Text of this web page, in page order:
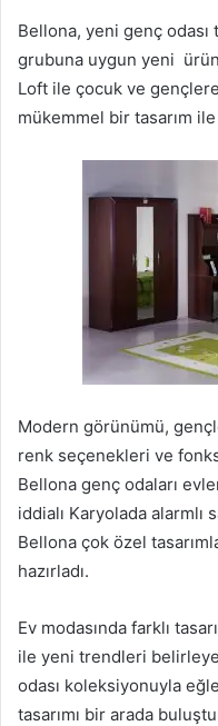
Bellona, yeni genç
grubuna uygun yeni
Loft ile çocuk ve
mükemmel bir tasarım
Modern görünümü,
renk seçenekleri ve
Bellona genç odaları
iddialı Karyolada alarmlı
Bellona çok özel
hazırladı.
Ev modasında farklı
ile yeni trendleri
odası koleksiyonuyla
tasarımı bir arada